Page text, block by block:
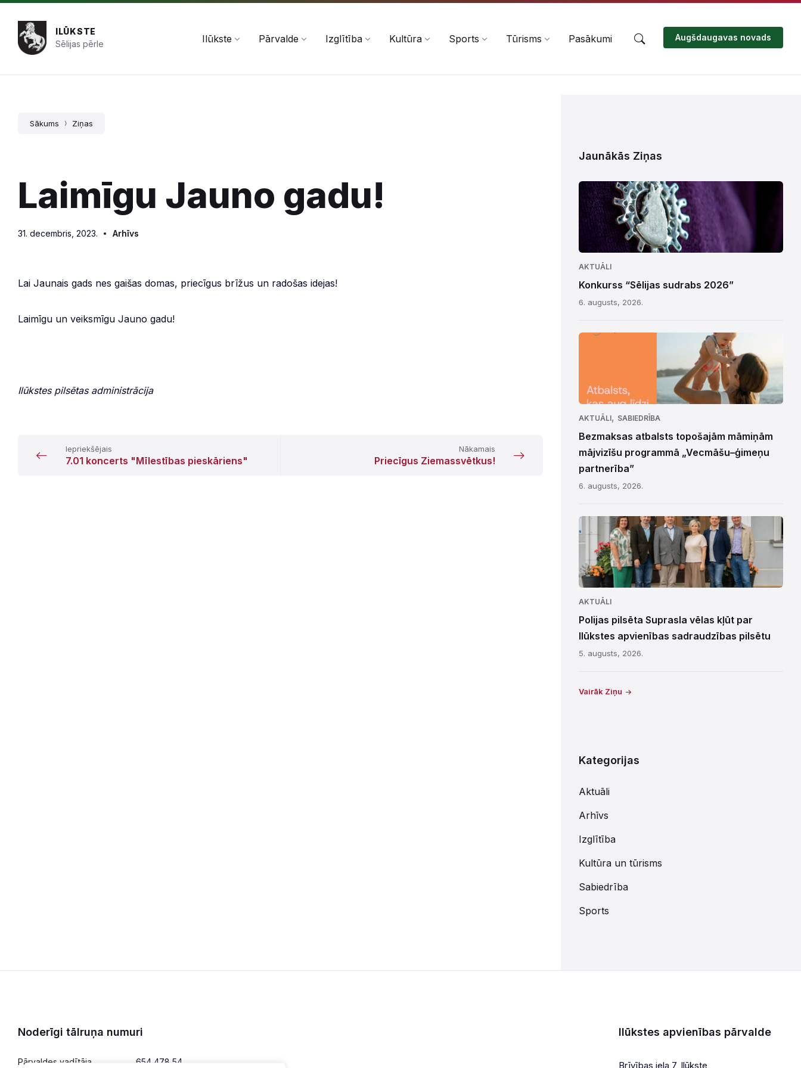
Pāriet
saturu
Skip
navigation
Skip
footer
ILŪKSTE
Sēlijas pērle
Ilūkste Pārvalde Izglītība Kultūra Sports Tūrisms Pasākumi Augšdaugavas novads
Sākums Ziņas
Laimīgu Jauno gadu!
31. decembris, 2023. Arhīvs
Lai Jaunais gads nes gaišas domas, priecīgus brīžus un radošas idejas!
Laimīgu un veiksmīgu Jauno gadu!
Ilūkstes pilsētas administrācija
Iepriekšējais
7.01 koncerts "Mīlestības pieskāriens"
Nākamais
Priecīgus Ziemassvētkus!
Jaunākās Ziņas
AKTUĀLI
Konkurss “Sēlijas sudrabs 2026”
6. augusts, 2026.
AKTUĀLI, SABIEDRĪBA
Bezmaksas atbalsts topošajām māmiņām
mājvizīšu programmā „Vecmāšu–ģimeņu
partnerība”
6. augusts, 2026.
AKTUĀLI
Polijas pilsēta Suprasla vēlas kļūt par
Ilūkstes apvienības sadraudzības pilsētu
5. augusts, 2026.
Vairāk Ziņu
Kategorijas
Aktuāli
Arhīvs
Izglītība
Kultūra un tūrisms
Sabiedrība
Sports
Noderīgi tālruņa numuri
Pārvaldes vadītāja 654 478 54
Ilūkstes apvienības pārvalde
Brīvības iela 7, Ilūkste,